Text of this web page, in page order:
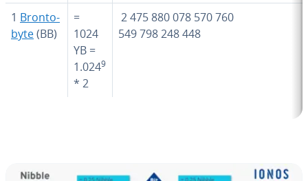
1 Bro­n­to­
b­y­te(BB)
=
1024
YB =
1.0249
* 2
2 475 880 078 570 760
549 798 248 448